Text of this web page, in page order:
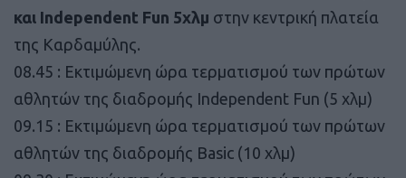
και Independent Fun 5χλμ στην κεντρική πλατεία
της Καρδαμύλης.
08.45 : Εκτιμώμενη ώρα τερματισμού των πρώτων
αθλητών της διαδρομής Independent Fun (5 χλμ)
09.15 : Εκτιμώμενη ώρα τερματισμού των πρώτων
αθλητών της διαδρομής Basic (10 χλμ)